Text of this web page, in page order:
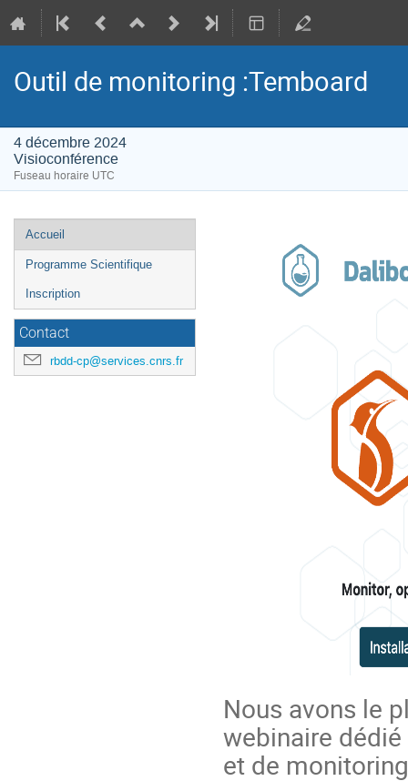
Outil de monitoring :Temboard
4 décembre 2024
Visioconférence
Fuseau horaire UTC
Menu
de
l'événement
Accueil
Programme Scientifique
Inscription
Contact
rbdd-cp@services.cnrs.fr
Nous avons le
webinaire
et de